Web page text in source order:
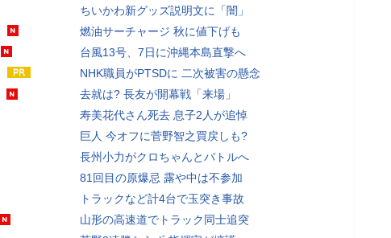
ちいかわ新グッズ説明文に「闇」
燃油サーチャージ 秋に値下げも
台風13号、7日に沖縄本島直撃へ
NHK職員がPTSDに 二次被害の懸念
去就は? 長友が開幕戦「来場」
寿美花代さん死去 息子2人が追悼
巨人 今オフに菅野智之買戻しも?
長州小力がクロちゃんとバトルへ
81回目の原爆忌 露や中は不参加
トラックなど計4台で玉突き事故
山形の高速道でトラック同士追突